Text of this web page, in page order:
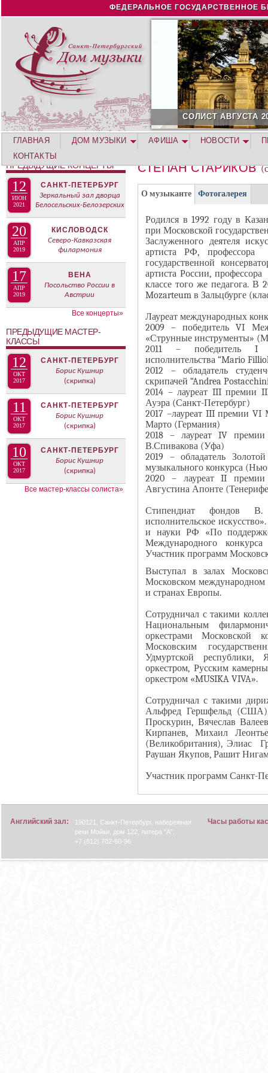
Jump to navigation
ФЕДЕРАЛЬНОЕ ГОСУДАРСТВЕННОЕ
СОЛИСТ АВГУСТА 2026
СТЕПАН СТАРИКОВ
Г
У
П
П
А
В
Л
Д
О
И
С
П
О
Л
Н
И
Е
Л
Я
О музыканте(
а
к
т
и
в
н
а
в
к
л
а
д
к
а
)
Фотогалерея
Родился в 1992 году в
при Московской
Заслуженного деятеля
артиста РФ, профессора
государственной
артиста России,
классе того же педагога. В
Mozarteum в Зальцбурге
Лауреат международных
2009 – победитель VI
«Струнные инструменты»
2011 – победитель I
исполнительства “Mario
2012 – обладатель
скрипачей “Andrea
2014 – лауреат III премии
Ауэра (Санкт-Петербург)
2017 –лауреат III премии VI
Марто (Германия)
2018 – лауреат IV
В.Спивакова (Уфа)
2019 – обладатель
музыкального конкурса
2020 – лауреат II премии
Августина Апонте
Стипендиат фондов В.
исполнительское
и науки РФ «По
Международного
Участник программ
Выступал в залах
Московском
и странах Европы.
Сотрудничал с такими
Национальным
оркестрами Московской
Московским
Удмуртской республики,
оркестром, Русским
оркестром «MUSIKA VIVA».
Сотрудничал с такими
Альфред Гершфельд (США),
Проскурин, Вячеслав
Кирпанев, Михаил
(Великобритания), Элиас
Раушан Якупов, Рашит
Участник программ Санкт-
ГЛАВНАЯ ДОМ МУЗЫКИ АФИША НОВОСТИ
КОНТАКТЫ
ПРЕДЫДУЩИЕ КОНЦЕРТЫ
12
ИЮН
2021
САНКТ-ПЕТЕРБУРГ
Зеркальный зал дворца
Белосельских-Белозерских
20
АПР
2019
КИСЛОВОДСК
Северо-Кавказская
филармония
17
АПР
2019
ВЕНА
Посольство России в
Австрии
Все концерты»
ПРЕДЫДУЩИЕ МАСТЕР-
КЛАССЫ
12
ОКТ
2017
САНКТ-ПЕТЕРБУРГ
Борис Кушнир
(скрипка)
11
ОКТ
2017
САНКТ-ПЕТЕРБУРГ
Борис Кушнир
(скрипка)
10
ОКТ
2017
САНКТ-ПЕТЕРБУРГ
Борис Кушнир
(скрипка)
Все мастер-классы солиста»
Английский зал:
190121, Санкт-Петербург, набережная
реки Мойки, дом 122, литера "А".
+7 (812) 702-60-96
Часы работы